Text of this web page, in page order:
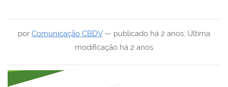
por Comunicação CBDV— publicado há 2 anos, Última
modificação há 2 anos